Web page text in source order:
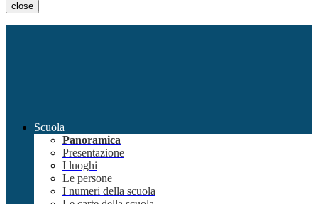
close
Scuola
Panoramica
Presentazione
I luoghi
Le persone
I numeri della scuola